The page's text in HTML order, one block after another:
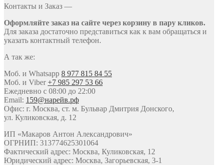
Контакты и Заказ —
Оформляйте заказ на сайте через корзину в пару кликов.
Для заказа достаточно представиться как к вам обращаться и
указать контактный телефон.
А так же:
Моб. и Whatsapp 8 977 815 84 55
Моб. и Viber+7 985 297 53 66
Ежедневно с 08:00 до 22:00
Email: 159@нарейв.рф
Офис: г. Москва, ст. м. Бульвар Дмитрия Донского,
ул. Куликовская, д. 12
ИП «Макаров Антон Александрович»
ОГРНИП: 313774625301064
Фактический адрес: Москва, Куликовская, 12
Юридический адрес: Москва, Загорьевская, 3-1